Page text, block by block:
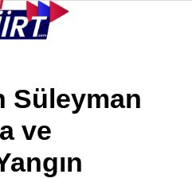
YAZARLAR
Süleyman
ve